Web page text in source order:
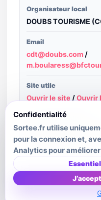
Organisateur local
DOUBS TOURISME
Email
cdt@doubs.com /
Site utile
Ouvrir le site /Ouvrir
Structure publiante
Bourgogne-
Decibelles Data
Dernière mise à jour
2026-01-
Confidentialité
Sortee.fr utilise
pour la connexion et,
Analytics pour